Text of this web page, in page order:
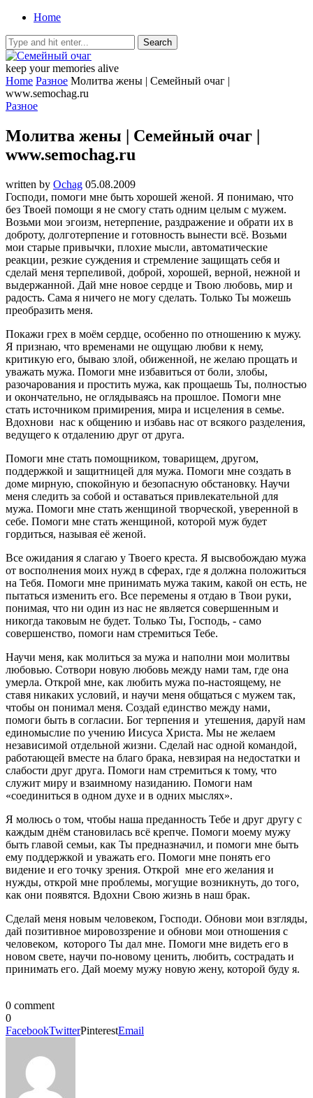
Home
keep your memories alive
Home Разное Молитва жены | Семейный очаг |
www.semochag.ru
Разное
Молитва жены | Семейный очаг |
www.semochag.ru
written by Ochag 05.08.2009
Господи, помоги мне быть хорошей женой. Я понимаю, что
без Твоей помощи я не смогу стать одним целым с мужем.
Возьми мои эгоизм, нетерпение, раздражение и обрати их в
доброту, долготерпение и готовность вынести всё. Возьми
мои старые привычки, плохие мысли, автоматические
реакции, резкие суждения и стремление защищать себя и
сделай меня терпеливой, доброй, хорошей, верной, нежной и
выдержанной. Дай мне новое сердце и Твою любовь, мир и
радость. Сама я ничего не могу сделать. Только Ты можешь
преобразить меня.
Покажи грех в моём сердце, особенно по отношению к мужу.
Я признаю, что временами не ощущаю любви к нему,
критикую его, бываю злой, обиженной, не желаю прощать и
уважать мужа. Помоги мне избавиться от боли, злобы,
разочарования и простить мужа, как прощаешь Ты, полностью
и окончательно, не оглядываясь на прошлое. Помоги мне
стать источником примирения, мира и исцеления в семье.
Вдохнови нас к общению и избавь нас от всякого разделения,
ведущего к отдалению друг от друга.
Помоги мне стать помощником, товарищем, другом,
поддержкой и защитницей для мужа. Помоги мне создать в
доме мирную, спокойную и безопасную обстановку. Научи
меня следить за собой и оставаться привлекательной для
мужа. Помоги мне стать женщиной творческой, уверенной в
себе. Помоги мне стать женщиной, которой муж будет
гордиться, называя её женой.
Все ожидания я слагаю у Твоего креста. Я высвобождаю мужа
от восполнения моих нужд в сферах, где я должна положиться
на Тебя. Помоги мне принимать мужа таким, какой он есть, не
пытаться изменить его. Все перемены я отдаю в Твои руки,
понимая, что ни один из нас не является совершенным и
никогда таковым не будет. Только Ты, Господь, - само
совершенство, помоги нам стремиться Тебе.
Научи меня, как молиться за мужа и наполни мои молитвы
любовью. Сотвори новую любовь между нами там, где она
умерла. Открой мне, как любить мужа по-настоящему, не
ставя никаких условий, и научи меня общаться с мужем так,
чтобы он понимал меня. Создай единство между нами,
помоги быть в согласии. Бог терпения и утешения, даруй нам
единомыслие по учению Иисуса Христа. Мы не желаем
независимой отдельной жизни. Сделай нас одной командой,
работающей вместе на благо брака, невзирая на недостатки и
слабости друг друга. Помоги нам стремиться к тому, что
служит миру и взаимному назиданию. Помоги нам
«соединиться в одном духе и в одних мыслях».
Я молюсь о том, чтобы наша преданность Тебе и друг другу с
каждым днём становилась всё крепче. Помоги моему мужу
быть главой семьи, как Ты предназначил, и помоги мне быть
ему поддержкой и уважать его. Помоги мне понять его
видение и его точку зрения. Открой мне его желания и
нужды, открой мне проблемы, могущие возникнуть, до того,
как они появятся. Вдохни Свою жизнь в наш брак.
Сделай меня новым человеком, Господи. Обнови мои взгляды,
дай позитивное мировоззрение и обнови мои отношения с
человеком, которого Ты дал мне. Помоги мне видеть его в
новом свете, научи по-новому ценить, любить, сострадать и
принимать его. Дай моему мужу новую жену, которой буду я.
0 comment
0
FacebookTwitterPinterestEmail